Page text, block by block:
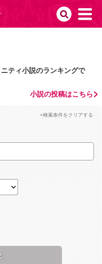
ティ小説のランキングで
小説の投稿はこちら
×検索条件をクリアする